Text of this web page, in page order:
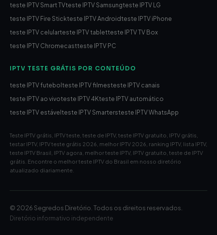
teste IPTV Smart TVteste IPTV Samsungteste IPTV LG
teste IPTV Fire Stickteste IPTV Androidteste IPTV iPhone
teste IPTV celularteste IPTV tabletteste IPTV TV Box
teste IPTV Chromecastteste IPTV PC
IPTV TESTE GRÁTIS POR CONTEÚDO
teste IPTV futebolteste IPTV filmesteste IPTV canais
teste IPTV ao vivoteste IPTV 4Kteste IPTV automático
teste IPTV estávelteste IPTV Smartersteste IPTV WhatsApp
Teste IPTV grátis, IPTV teste, teste de IPTV, teste IPTV gratuito, IPTV grátis,
testar IPTV, IPTV teste grátis 2026, melhor IPTV 2026, ranking IPTV, lista IPTV,
teste IPTV Brasil, IPTV agora, melhor teste IPTV, IPTV gratuito, teste de IPTV
grátis. Encontre o melhor teste IPTV do Brasil em nosso diretório
atualizado diariamente.
© 2026 Segredos Diretório. Todos os direitos reservados.
Diretório informativo independente